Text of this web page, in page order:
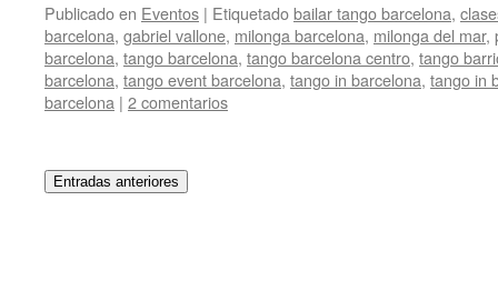
Publicado en Eventos | Etiquetadobailar tango barcelona,
barcelona, gabriel vallone, milonga barcelona, milonga del mar,
barcelona, tango barcelona, tango barcelona centro, tango
barcelona, tango event barcelona, tango in barcelona, tango in
barcelona | 2 comentarios
Entradas anteriores